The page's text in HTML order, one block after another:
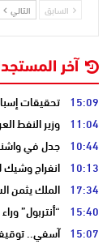
السابق التالي
آخر
15:09 تحقيقات
11:04 وزير النفط
10:44 جدل في
10:13 انفراج
17:34 الملك يثمن
15:40 “أنتربول”
15:07 آسفي.. توقيف 6 أشخاص بجمعة سحيم للاشتباه في التنقيب